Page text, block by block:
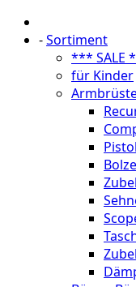
-Sortiment
*** SALE
für Kinder